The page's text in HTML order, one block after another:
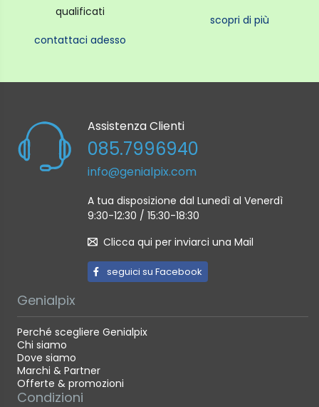
qualificati
contattaci adesso
scopri di più
Assistenza Clienti
085.7996940
info@genialpix.com
A tua disposizione dal Lunedì al Venerdì
9:30-12:30 / 15:30-18:30
Clicca qui per inviarci una Mail
seguici su Facebook
Genialpix
Perché scegliere Genialpix
Chi siamo
Dove siamo
Marchi & Partner
Offerte & promozioni
Condizioni